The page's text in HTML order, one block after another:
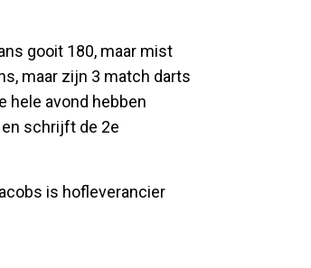
gooit 180, maar mist
maar zijn 3 match darts
hele avond hebben
en schrijft de 2e
is hofleverancier